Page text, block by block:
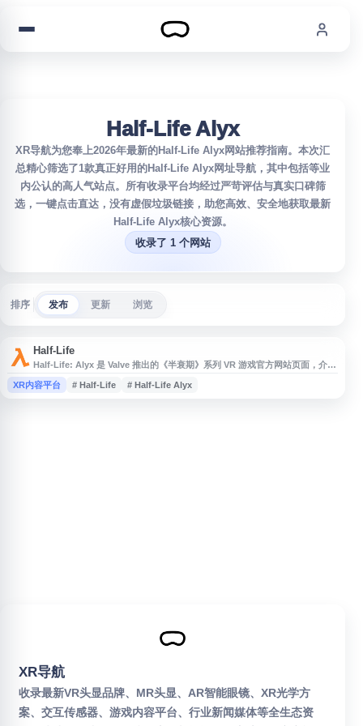
Half-Life Alyx
XR导航为您奉上2026年最新的Half-Life Alyx网站推荐指南。本次汇
总精心筛选了1款真正好用的Half-Life Alyx网址导航，其中包括等业
内公认的高人气站点。所有收录平台均经过严苛评估与真实口碑筛
选，一键点击直达，没有虚假垃圾链接，助您高效、安全地获取最新
Half-Life Alyx核心资源。
收录了 1 个网站
排序 发布 更新 浏览
Half-Life
Half-Life: Alyx 是 Valve 推出的《半衰期》系列 VR 游戏官方网站页面，介绍
以《半衰期》和《半衰期 2》之间为背景的剧情内容。玩家将扮演爱莉克斯·凡
斯，参与对抗联合军入侵地球的早期抵抗行动，了解游戏特色、故事设定及相
XR内容平台 # Half-Life # Half-Life Alyx
XR导航
收录最新VR头显品牌、MR头显、AR智能眼镜、XR光学方
案、交互传感器、游戏内容平台、行业新闻媒体等全生态资